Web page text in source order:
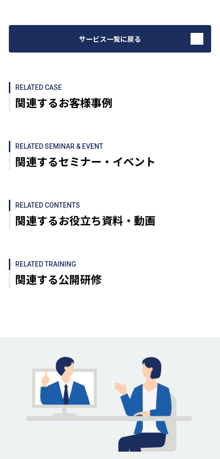
サービス一覧に戻る
RELATED CASE
関連するお客様事例
RELATED SEMINAR & EVENT
関連するセミナー・イベント
RELATED CONTENTS
関連するお役立ち資料・動画
RELATED TRAINING
関連する公開研修